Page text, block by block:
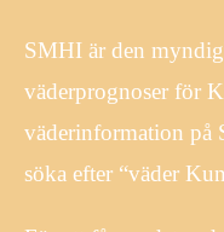
SMHI är den
väderprognoser för
väderinformation på
söka efter “väder